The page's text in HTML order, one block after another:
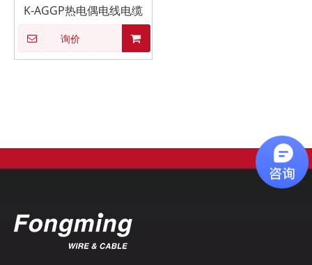
K-AGGP热电偶电线电缆
询价